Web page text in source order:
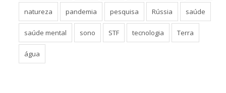
natureza pandemia pesquisa Rússia saúde
saúde mental sono STF tecnologia Terra
água